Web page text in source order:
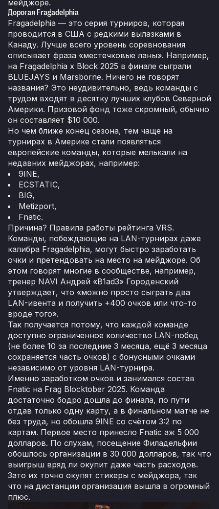
мейджоре.
Дорогая Fragadelphia
Fragadelphia — это серия турниров, которая
проводится в США с редкими вылазками в
Канаду. Лучше всего уровень соревнования
описывает фраза «местечковые ланы». Например,
на Fragadelphia x Block 2025 в финале сыграли
BLUEJAYS и Marsborne. Ничего не говорят
названия? Это неудивительно, ведь команды с
трудом входят в десятку лучших клубов Северной
Америки. Призовой фонд тоже скромный, обычно
он составляет $10 000.
Но чем ближе конец сезона, тем чаще на
турнирах в Америке стали появляться
европейские команды, которые мелькали на
недавних мейджорах, например:
9INE,
ECSTATIC,
BIG,
Metizport,
Fnatic.
Причина? Правила работы рейтинга VRS.
Команды, побеждающие на LAN-турнирах даже
калибра Fragadelphia, могут быстро заработать
очки и претендовать на место на мейджоре. Об
этом говорят многие в сообществе, например,
тренер NAVI Андрей «B1ad3» Городенский
утверждает, что «можно просто сыграть два
LAN-ивента и получить +400 очков или что-то
вроде того».
Так получается потому, что каждой команде
доступно ограниченное количество LAN-побед
(не более 10 за последние 3 месяца, ещё 3 месяца
сохраняется часть очков) с бонусными очками
независимо от уровня LAN-турнира.
Именно заработком очков и занимался состав
Fnatic на Frag Blocktober 2025. Команда
достаточно бодро дошла до финала, по пути
отдав только одну карту, а в финальном матче не
без труда, но обошла 9INE со счётом 3:2 по
картам. Первое место принесло Fnatic аж 5 000
долларов. По слухам, посещение Филадельфии
обошлось организации в 30 000 долларов, так что
выигрыш вряд ли окупит даже часть расходов.
Зато их точно окупят стикеры с мейджора, так
что на дистанции организация вышла в огромный
плюс.